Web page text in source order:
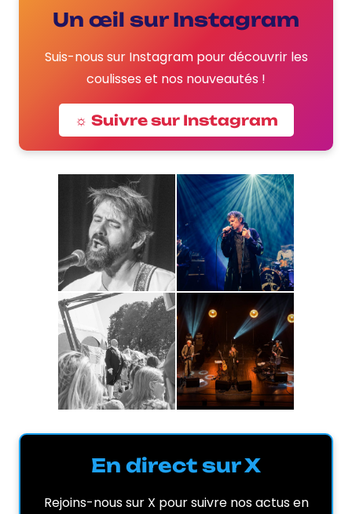
Un œil sur Instagram
Suis-nous sur Instagram pour découvrir les
coulisses et nos nouveautés !
☼ Suivre sur Instagram
En direct sur X
Rejoins-nous sur X pour suivre nos actus en